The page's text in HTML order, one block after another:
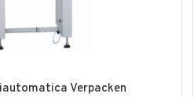
Verpacken